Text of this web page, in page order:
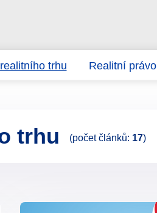
trhu Realitní právo
trhu (počet článků: 17)